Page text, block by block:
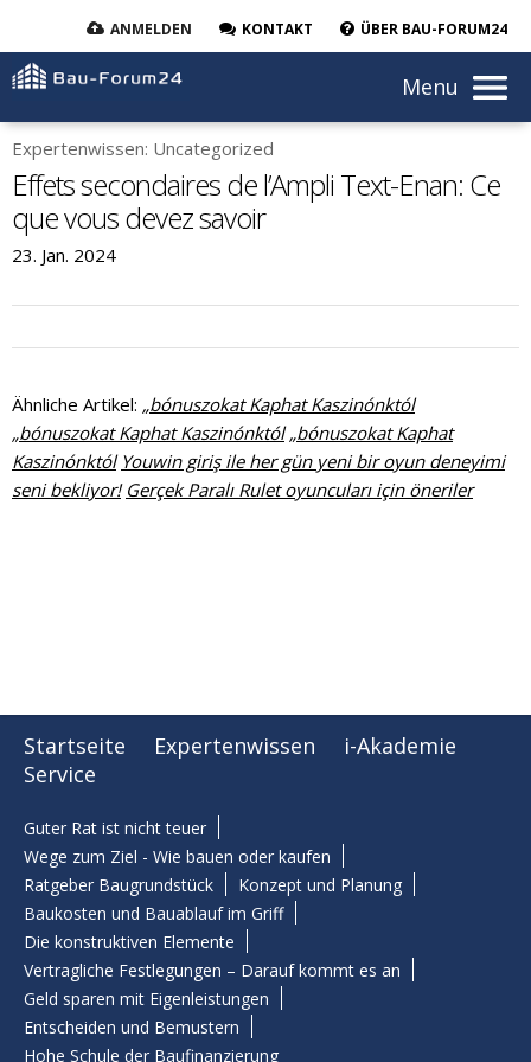
ANMELDEN KONTAKT ÜBER BAU-FORUM24
Menu
Expertenwissen: Uncategorized
Effets secondaires de l’Ampli Text-Enan: Ce
que vous devez savoir
23. Jan. 2024
Ähnliche Artikel: „bónuszokat Kaphat Kaszinónktól
„bónuszokat Kaphat Kaszinónktól „bónuszokat Kaphat
Kaszinónktól Youwin giriş ile her gün yeni bir oyun deneyimi
seni bekliyor! Gerçek Paralı Rulet oyuncuları için öneriler
Startseite Expertenwissen
i-Akademie
Service
Guter Rat ist nicht teuer
Wege zum Ziel - Wie bauen oder kaufen
Ratgeber Baugrundstück
Konzept und Planung
Baukosten und Bauablauf im Griff
Die konstruktiven Elemente
Vertragliche Festlegungen – Darauf kommt es an
Geld sparen mit Eigenleistungen
Entscheiden und Bemustern
Hohe Schule der Baufinanzierung